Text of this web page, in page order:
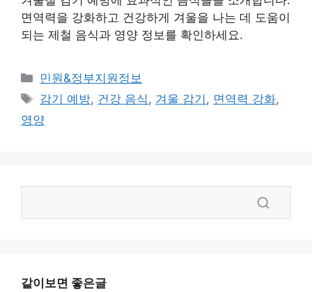
면역력을 강화하고 건강하게 겨울을 나는 데 도움이
되는 제철 음식과 영양 정보를 확인하세요.
카
테
리
민원&정부지원정보
태
그
감기 예방, 건강 음식, 겨울 감기 , 면역력 강화,
영양
같이보면 좋은글